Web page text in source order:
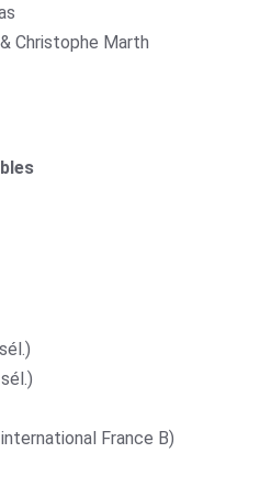
Christophe Marth
France B)